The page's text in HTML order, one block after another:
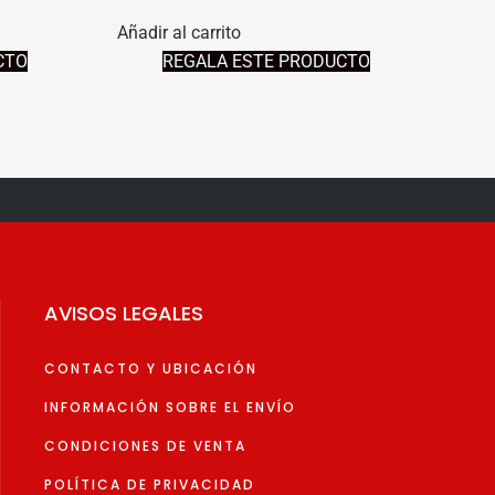
ORIGINAL
ERA:
ACTUAL
ES:
Añadir al carrito
REGALA ESTE PRODUCTO
AVISOS LEGALES
CONTACTO Y UBICACIÓN
INFORMACIÓN SOBRE EL ENVÍO
CONDICIONES DE VENTA
POLÍTICA DE PRIVACIDAD